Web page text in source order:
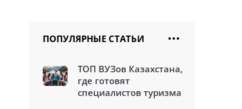
ПОПУЛЯРНЫЕ СТАТЬИ
ТОП ВУЗов Казахстана,
где готовят
специалистов туризма